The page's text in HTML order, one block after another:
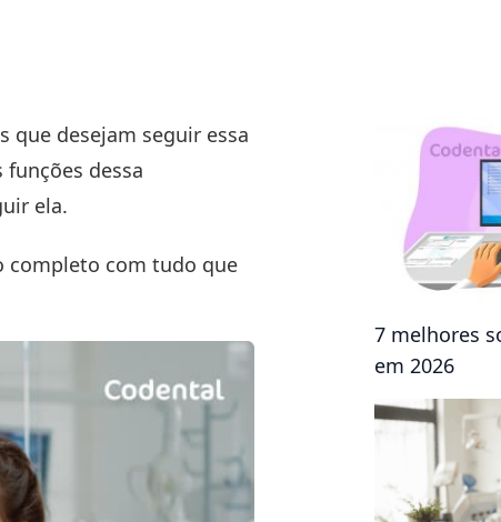
que desejam seguir essa
dessa
ela.
completo com tudo que
7 melhores
em 2026